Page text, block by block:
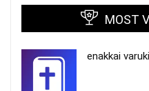
MOST
enakkai